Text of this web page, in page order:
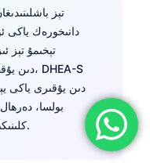
تېز
دانىخورەك ياكى
تېخىمۇ تېز
كلىنىكىست بىلەن مۇزاكىرە قىلىش كېرەك.